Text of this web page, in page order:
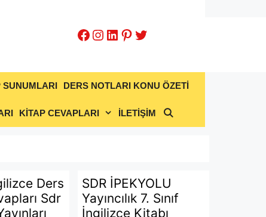
Facebook
Instagram
LinkedIn
Pinterest
Twitter
SUNUMLARI DERS NOTLARI KONU ÖZETİ
KİTAP CEVAPLARI İLETİŞİM
Ders
Sdr
SDR İPEKYOLU
Yayıncılık 7. Sınıf
İngilizce Kitabı